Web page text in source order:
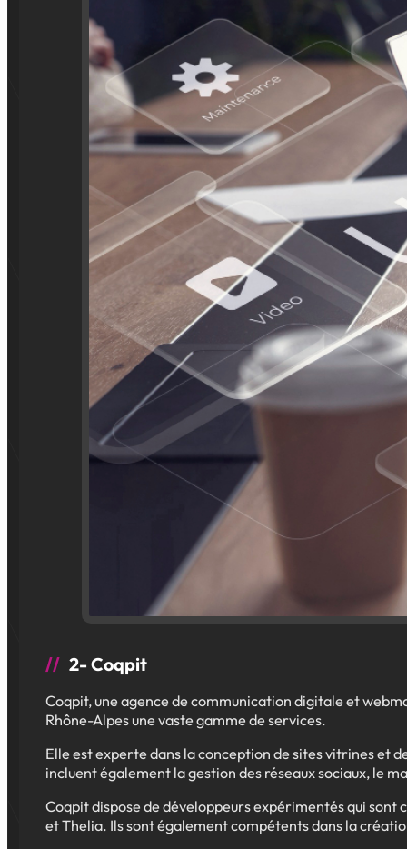
2- Coqpit
Coqpit, une agence de communication digitale et
Rhône-Alpes une vaste gamme de services.
Elle est experte dans la conception de sites vitrines et
incluent également la gestion des réseaux sociaux, le
Coqpit dispose de développeurs expérimentés qui
et Thelia. Ils sont également compétents dans la